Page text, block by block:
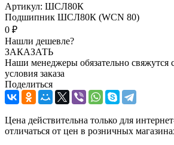
Артикул: ШСЛ80К
Подшипник ШСЛ80К (WCN 80)
0 ₽
Нашли дешевле?
ЗАКАЗАТЬ
Наши менеджеры обязательно свяжутся
условия заказа
Поделиться
Цена действительна только для
отличаться от цен в розничных